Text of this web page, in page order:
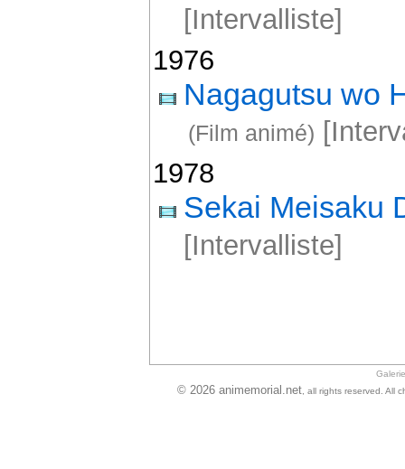
[Intervalliste]
1976
Nagagutsu wo
(Film animé)
1978
Sekai Meisaku
[Intervalliste]
Galerie
© 2026 animemorial.net, all rights reserved. All